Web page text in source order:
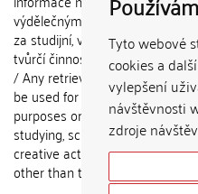
Tyto webové
cookies a
vylepšení
návštěvnosti
zdroje
výdělečným účelům nebo
za studijní, vědeckou nebo jinou
tvůrčí činnost jiné osoby než
/ Any retrieved information
be used for any commercial
purposes or claimed as results
studying, scientific or any other
creative activities of any person
other than the author.